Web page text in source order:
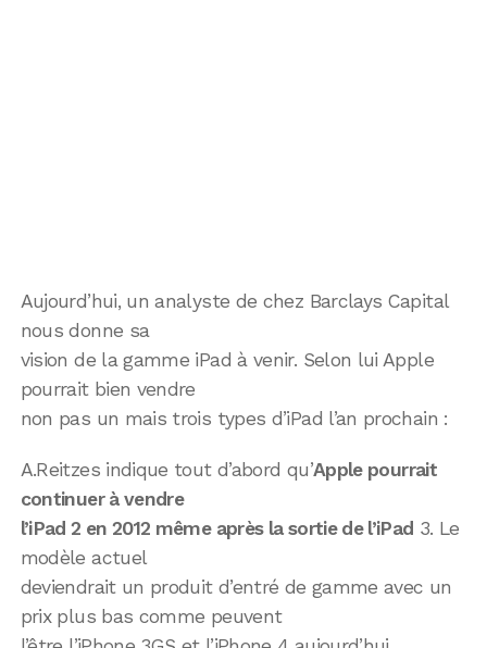
Aujourd’hui, un analyste de chez Barclays Capital
nous donne sa
vision de la gamme iPad à venir. Selon lui Apple
pourrait bien vendre
non pas un mais trois types d’iPad l’an prochain :
A.Reitzes indique tout d’abord qu’Apple pourrait
continuer à vendre
l’iPad 2 en 2012 même après la sortie de l’iPad 3. Le
modèle actuel
deviendrait un produit d’entré de gamme avec un
prix plus bas comme peuvent